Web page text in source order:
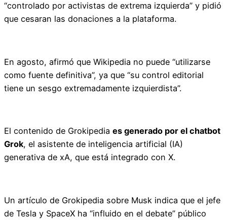
“controlado por activistas de extrema izquierda” y pidió
que cesaran las donaciones a la plataforma.
En agosto, afirmó que Wikipedia no puede “utilizarse
como fuente definitiva”, ya que “su control editorial
tiene un sesgo extremadamente izquierdista”.
El contenido de Grokipedia es generado por el chatbot
Grok, el asistente de inteligencia artificial (IA)
generativa de xA, que está integrado con X.
Un artículo de Grokipedia sobre Musk indica que el jefe
de Tesla y SpaceX ha “influido en el debate” público